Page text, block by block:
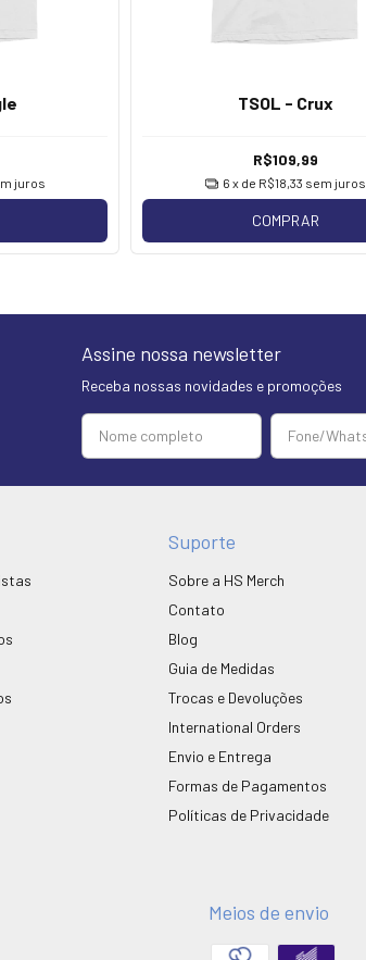
juros
TSOL - Crux
R$109,99
6 x de R$18,33 sem juros
COMPRAR
Assine nossa newsletter
Receba nossas novidades e promoções
Suporte
Sobre a HS Merch
Contato
Blog
Guia de Medidas
Trocas e Devoluções
International Orders
Envio e Entrega
Formas de Pagamentos
Políticas de Privacidade
Meios de envio